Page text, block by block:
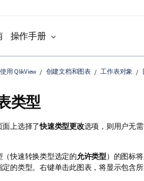
操作手册
使用 QlikView 创建文档和图表 工作表对象
类型
面上选择了快速类型更改选项，则用户无
快速转换类型选定的允许类型）的图标
的类型。右键单击此图表，将显示包含